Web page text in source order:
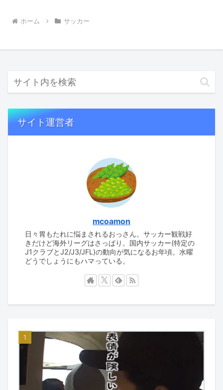
ホーム サッカー
サイト運営者
mcoamon
日々胃もたれに悩まされるおっさん。サッカー観戦好
きだけど海外リーグはさっぱり。国内サッカー(特定の
J1クラブとJ2/J3/JFL)の動向が気になるお年頃。水曜
どうでしょうにもハマっている。